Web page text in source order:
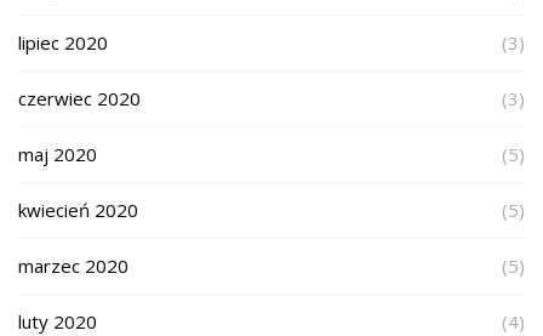
lipiec 2020 (3)
czerwiec 2020 (3)
maj 2020 (5)
kwiecień 2020 (5)
marzec 2020 (5)
luty 2020 (4)